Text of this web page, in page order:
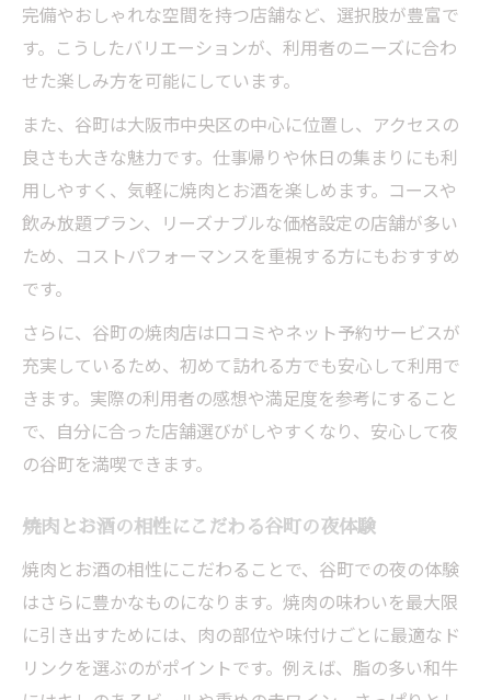
完備やおしゃれな空間を持つ店舗など、選択肢が豊富で
す。こうしたバリエーションが、利用者のニーズに合わ
せた楽しみ方を可能にしています。
また、谷町は大阪市中央区の中心に位置し、アクセスの
良さも大きな魅力です。仕事帰りや休日の集まりにも利
用しやすく、気軽に焼肉とお酒を楽しめます。コースや
飲み放題プラン、リーズナブルな価格設定の店舗が多い
ため、コストパフォーマンスを重視する方にもおすすめ
です。
さらに、谷町の焼肉店は口コミやネット予約サービスが
充実しているため、初めて訪れる方でも安心して利用で
きます。実際の利用者の感想や満足度を参考にすること
で、自分に合った店舗選びがしやすくなり、安心して夜
の谷町を満喫できます。
焼肉とお酒の相性にこだわる谷町の夜体験
焼肉とお酒の相性にこだわることで、谷町での夜の体験
はさらに豊かなものになります。焼肉の味わいを最大限
に引き出すためには、肉の部位や味付けごとに最適なド
リンクを選ぶのがポイントです。例えば、脂の多い和牛